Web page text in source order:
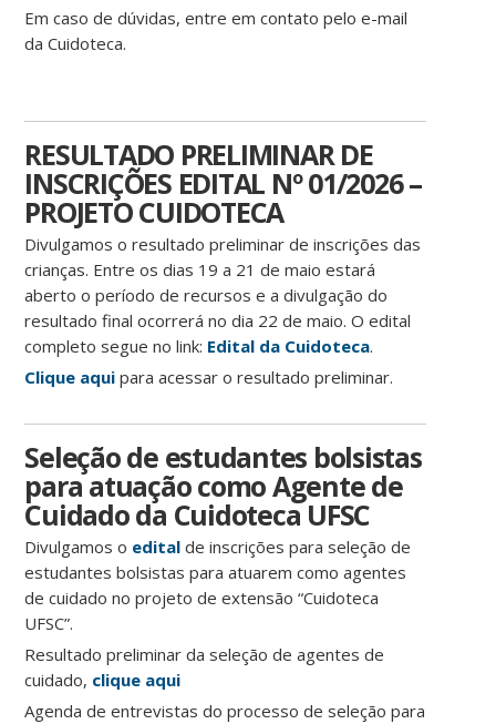
Em caso de dúvidas, entre em contato pelo e-mail
da Cuidoteca.
RESULTADO PRELIMINAR DE
INSCRIÇÕES EDITAL Nº 01/2026 –
PROJETO CUIDOTECA
Divulgamos o resultado preliminar de inscrições das
crianças. Entre os dias 19 a 21 de maio estará
aberto o período de recursos e a divulgação do
resultado final ocorrerá no dia 22 de maio. O edital
completo segue no link: Edital da Cuidoteca.
Clique aqui para acessar o resultado preliminar.
Seleção de estudantes bolsistas
para atuação como Agente de
Cuidado da Cuidoteca UFSC
Divulgamos o edital de inscrições para seleção de
estudantes bolsistas para atuarem como agentes
de cuidado no projeto de extensão “Cuidoteca
UFSC”.
Resultado preliminar da seleção de agentes de
cuidado, clique aqui
Agenda de entrevistas do processo de seleção para